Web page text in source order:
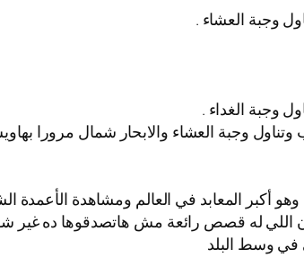
وجبة العشاء .
وجبة الغداء .
وجبة العشاء والابحار شمال مرورا
وهو أكبر المعابد في العالم ومشاهدة الأعمدة
اللي له قصص رائعة مش هاتصدقوها ده غير
في وسط البلد